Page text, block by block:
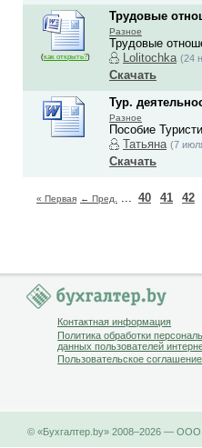
(как открыть?)
Трудовые
Разное
Трудовые
Lolitochka (24
Скачать
Тур.
Разное
Пособие
Татьяна (7
Скачать
« Первая ← Пред. 40 41 42
Контактная информация
Политика обработки
данных пользователей
Пользовательское соглашение
© «Бухгалтер.by» 2008–2026 — ООО